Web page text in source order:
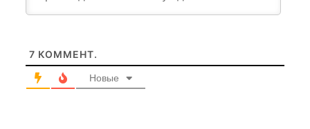
7 КОММЕНТ.
Новые